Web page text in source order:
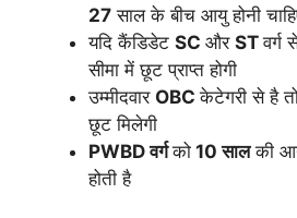
27 साल के बीच आयु होनी
यदि कैंडिडेट SC और STवर्ग
सीमा में छूट प्राप्त होगी
उम्मीदवार OBCकेटेगरी से है
छूट मिलेगी
PWBD वर्गको 10 सालकी
होती है